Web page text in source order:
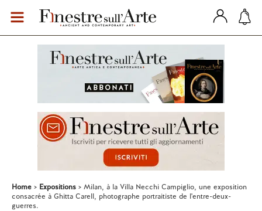
Home Expositions
Milan, à la Villa Necchi Campiglio, une exposition
consacrée à Ghitta Carell, photographe portraitiste de l'entre-deux-
guerres.